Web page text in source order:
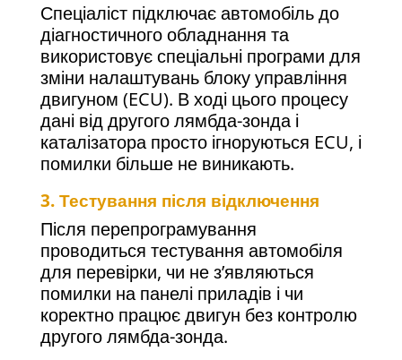
Спеціаліст підключає автомобіль до
діагностичного обладнання та
використовує спеціальні програми для
зміни налаштувань блоку управління
двигуном (ECU). В ході цього процесу
дані від другого лямбда-зонда і
каталізатора просто ігноруються ECU, і
помилки більше не виникають.
3.Тестування після відключення
Після перепрограмування
проводиться тестування автомобіля
для перевірки, чи не з’являються
помилки на панелі приладів і чи
коректно працює двигун без контролю
другого лямбда-зонда.